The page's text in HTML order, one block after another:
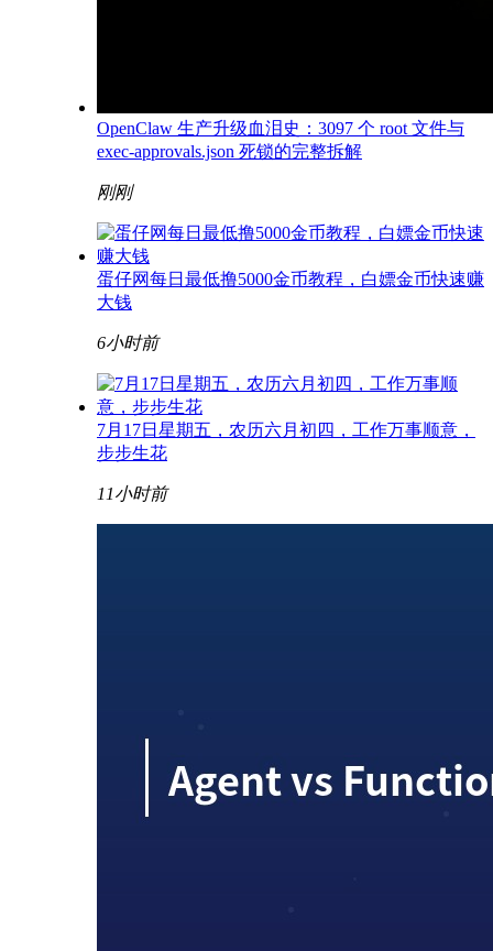
OpenClaw 生产升级血泪史：3097 个 root 文件与
exec-approvals.json 死锁的完整拆解
刚刚
蛋仔网每日最低撸5000金币教程，白嫖金币快速赚
大钱
6小时前
7月17日星期五，农历六月初四，工作万事顺意，
步步生花
11小时前